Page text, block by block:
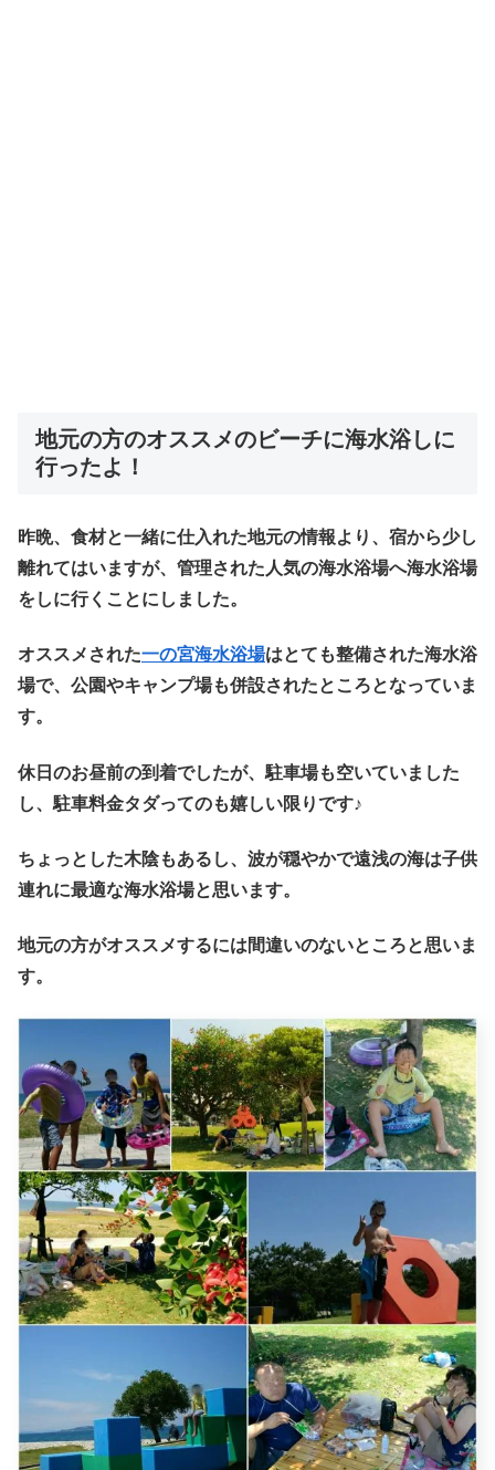
地元の方のオススメのビーチに海水浴しに
行ったよ！
昨晩、食材と一緒に仕入れた地元の情報より、宿から少し
離れてはいますが、管理された人気の海水浴場へ海水浴場
をしに行くことにしました。
オススメされた一の宮海水浴場はとても整備された海水浴
場で、公園やキャンプ場も併設されたところとなっていま
す。
休日のお昼前の到着でしたが、駐車場も空いていました
し、駐車料金タダってのも嬉しい限りです♪
ちょっとした木陰もあるし、波が穏やかで遠浅の海は子供
連れに最適な海水浴場と思います。
地元の方がオススメするには間違いのないところと思いま
す。